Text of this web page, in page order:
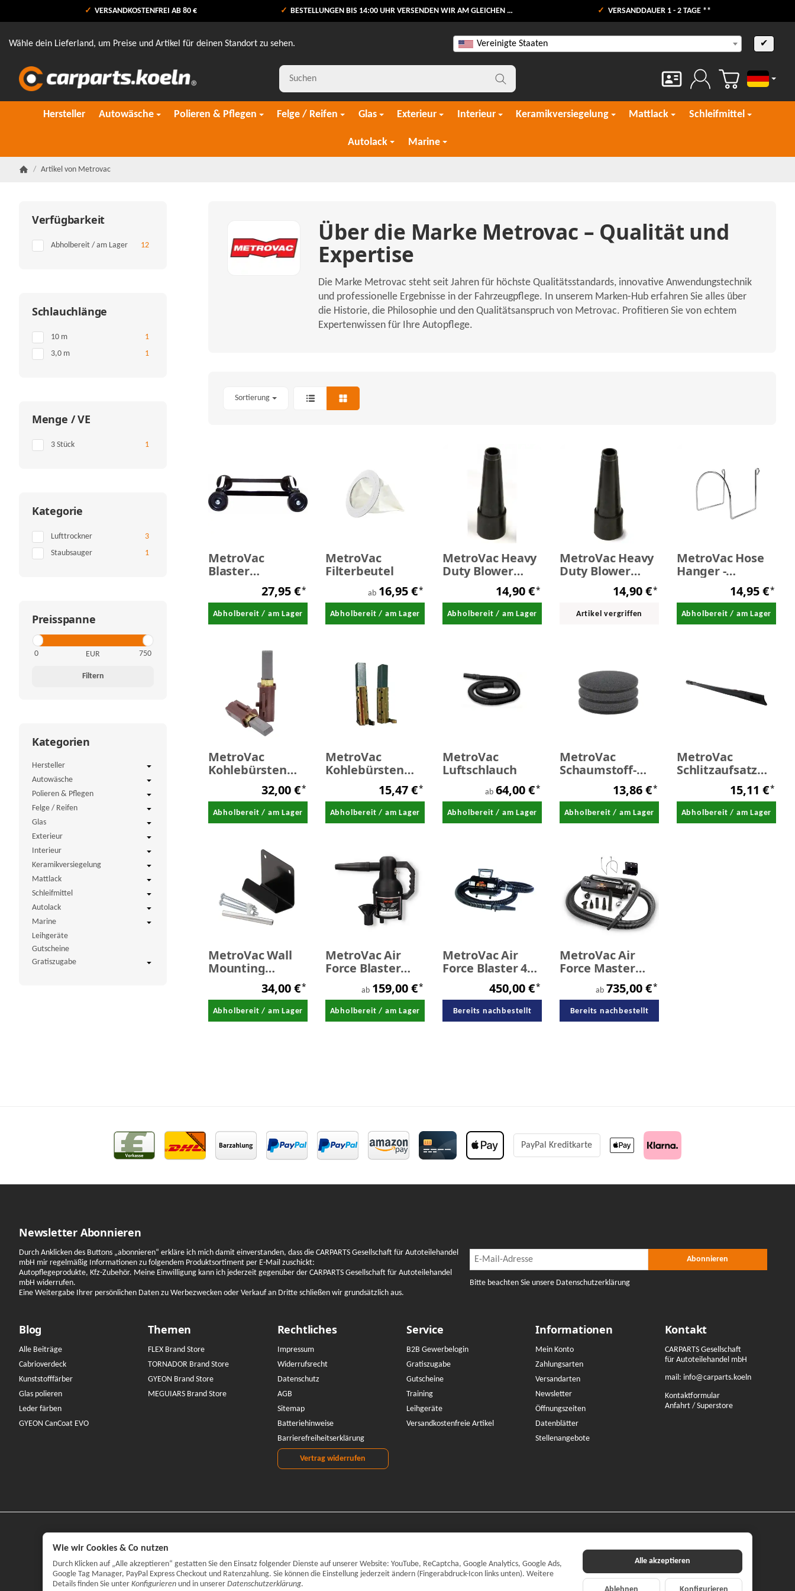
VERSANDKOSTENFREI AB 80 € BESTELLUNGEN BIS 14:00 UHR VERSENDEN WIR AM GLEICHEN WERKTAG VERSANDDAUER 1 - 2 TAGE **
Wähle dein Lieferland, um Preise und Artikel für deinen Standort zu sehen. Vereinigte Staaten ✔
Deutsch
Hersteller Autowäsche Polieren & Pflegen Felge / Reifen Glas Exterieur Interieur Keramikversiegelung Mattlack Schleifmittel
Autolack Marine
/ Artikel von Metrovac
Über die Marke Metrovac – Qualität und
Expertise
Die Marke Metrovac steht seit Jahren für höchste Qualitätsstandards, innovative Anwendungstechnik
und professionelle Ergebnisse in der Fahrzeugpflege. In unserem Marken-Hub erfahren Sie alles über
die Historie, die Philosophie und den Qualitätsanspruch von Metrovac. Profitieren Sie von echtem
Expertenwissen für Ihre Autopflege.
Sortierung
MetroVac
Blaster
Rollwagen27,95 €*
Abholbereit / am Lager
MetroVac
Filterbeutel
ab 16,95 €*
Abholbereit / am Lager
MetroVac Heavy
Duty Blower
Nozzle groß 1,5
14,90 €*
Abholbereit / am Lager
MetroVac Heavy
Duty Blower
Nozzle klein 1,25
14,90 €*
Artikel vergriffen
MetroVac Hose
Hanger -
Schlauchhalter
14,95 €*
Abholbereit / am Lager
MetroVac
Kohlebürsten
Set für B-3/MB3-
32,00 €*
Abholbereit / am Lager
MetroVac
Kohlebürsten
Set für SK-115,47 €*
Abholbereit / am Lager
MetroVac
Luftschlauch
ab 64,00 €*
Abholbereit / am Lager
MetroVac
Schaumstoff-
Filter 3er Pack
13,86 €*
Abholbereit / am Lager
MetroVac
Schlitzaufsatz
für Sauger 60 cm
15,11 €*
Abholbereit / am Lager
MetroVac Wall
Mounting
Bracket for
Master Blaster
34,00 €*
Abholbereit / am Lager
MetroVac Air
Force Blaster
Sidekick 950
Watt Motorrad -
Autotrockner
ab 159,00 €*
Abholbereit / am Lager
MetroVac Air
Force Blaster 4
PS Car Dryer450,00 €*
Bereits nachbestellt
MetroVac Air
Force Master
Blaster 8 PS Car
ab 735,00 €*
Bereits nachbestellt
Verfügbarkeit
Abholbereit / am Lager 12Artikel gefunden
Schlauchlänge
10 m 1
3,0 m 1
Menge / VE
3 Stück 1
Kategorie
Lufttrockner 3Artikel gefunden
Staubsauger 1
Preisspanne
EUR
Filtern
Kategorien
Hersteller
Autowäsche
Polieren & Pflegen
Felge / Reifen
Glas
Exterieur
Interieur
Keramikversiegelung
Mattlack
Schleifmittel
Autolack
Marine
Leihgeräte
Gutscheine
Gratiszugabe
PayPal Kreditkarte
Newsletter Abonnieren
Durch Anklicken des Buttons „abonnieren“ erkläre ich mich damit einverstanden, dass die CARPARTS Gesellschaft für Autoteilehandel
mbH mir regelmäßig Informationen zu folgendem Produktsortiment per E-Mail zuschickt:
Autopflegeprodukte, Kfz-Zubehör. Meine Einwilligung kann ich jederzeit gegenüber der CARPARTS Gesellschaft für Autoteilehandel
mbH widerrufen.
Eine Weitergabe Ihrer persönlichen Daten zu Werbezwecken oder Verkauf an Dritte schließen wir grundsätzlich aus.
Newsletter Abonnieren Abonnieren
Bitte beachten Sie unsere Datenschutzerklärung
Blog
Alle Beiträge
Cabrioverdeck
Kunststofffärber
Glas polieren
Leder färben
GYEON CanCoat EVO
Themen
FLEX Brand Store
TORNADOR Brand Store
GYEON Brand Store
MEGUIARS Brand Store
Rechtliches
Impressum
Widerrufsrecht
Datenschutz
AGB
Sitemap
Batteriehinweise
Barrierefreiheitserklärung
Vertrag widerrufen
Service
B2B Gewerbelogin
Gratiszugabe
Gutscheine
Training
Leihgeräte
Versandkostenfreie Artikel
Informationen
Mein Konto
Zahlungsarten
Versandarten
Newsletter
Öffnungszeiten
Datenblätter
Stellenangebote
Kontakt
CARPARTS Gesellschaft
für Autoteilehandel mbH
mail: info@carparts.koeln
Kontaktformular
Anfahrt / Superstore
Alle akzeptieren
Wie wir Cookies & Co nutzen
Durch Klicken auf „Alle akzeptieren“ gestatten Sie den Einsatz folgender Dienste auf unserer Website: YouTube, ReCaptcha, Google Analytics, Google Ads,
Google Tag Manager, PayPal Express Checkout und Ratenzahlung. Sie können die Einstellung jederzeit ändern (Fingerabdruck-Icon links unten). Weitere
Details finden Sie unter Konfigurieren und in unserer Datenschutzerklärung.